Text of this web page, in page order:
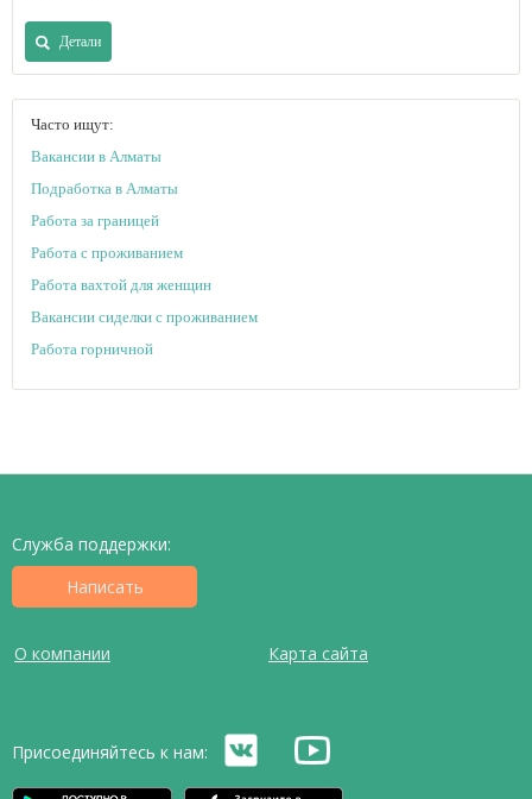
Детали
Часто ищут:
Вакансии в Алматы
Подработка в Алматы
Работа за границей
Работа с проживанием
Работа вахтой для женщин
Вакансии сиделки с проживанием
Работа горничной
Служба поддержки:
Написать
О компании Карта сайта
Присоединяйтесь к нам: